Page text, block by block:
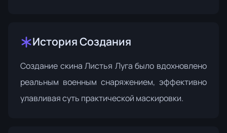
История Создания
Создание скина Листья Луга было вдохновлено
реальным военным снаряжением, эффективно
улавливая суть практической маскировки.